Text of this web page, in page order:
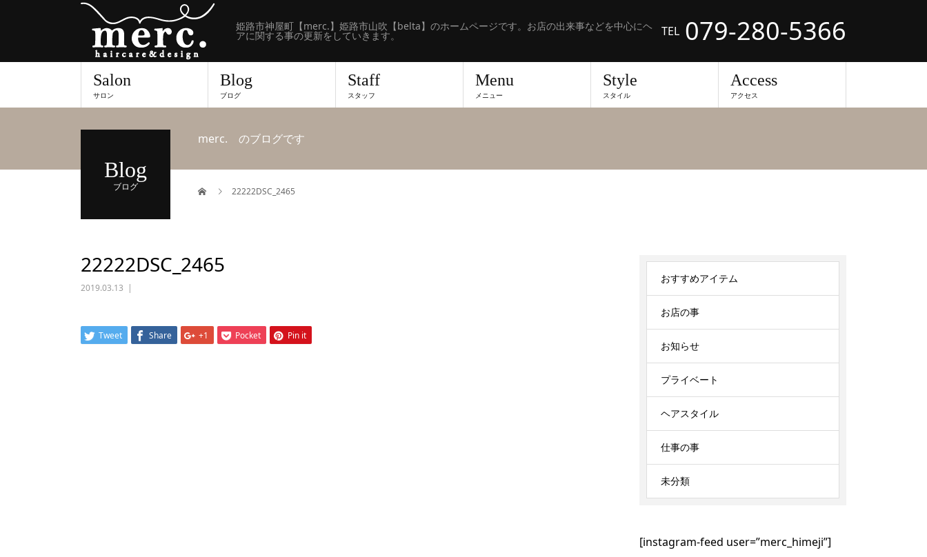
姫路市神屋町【merc.】姫路市山吹【belta】のホームページです。お店の出来事などを中心にヘ
アに関する事の更新をしていきます。 TEL 079-280-5366
Salon
サロン
Blog
ブログ
Staff
スタッフ
Menu
メニュー
Style
スタイル
Access
アクセス
Blog
ブログ
merc. のブログです
22222DSC_2465
22222DSC_2465
2019.03.13
Tweet Share +1 Pocket Pin it
おすすめアイテム
お店の事
お知らせ
プライベート
ヘアスタイル
仕事の事
未分類
[instagram-feed user=”merc_himeji”]